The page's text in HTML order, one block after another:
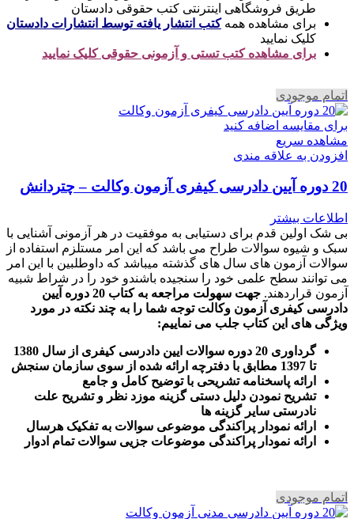
طریق فروشگاهی اینترنتی کتب حقوقی دادستان
برای مشاهده همهکتب انتشار یافته توسط انتشارات دادستان
کلیک نمایید
برای مشاهده کتب تستی و آزمونی حقوقی کلیک نمایید
اتمام موجودی
برای مقایسه اضافه کنید
مشاهده سریع
افزودن به علاقه مندی
20 دوره آیین دادرسی کیفری آزمون وکالت – چتردانش
اطلاعات بیشتر
بی شک اولین قدم برای دستیابی به موفقیت در هر آزمونی آشنایی با
سبک و شیوه سوالات طراح می باشد که این امر مستلزم استفاده از
سوالات آزمون های سال های گذشته میباشد که داوطلبین با این امر
می توانند سطح علمی خود را سنجیده باشندو خود را در شراط شبیه
آزمون قراردهند.
جهت سهولت مراجعه به کتاب 20 دوره آیین
دادرسی کیفری آزمون وکالت توجه شما را به چند نکته در مورد
ویژگی های این کتاب جلب می نماییم:
گرداوری 20 دوره سوالات ایین دادرسی کیفری از سال 1380
تا 1397 مطابق با دفترچه ارائه شده از سوی سازمان سنجش
ارائه پاسخنامه تشریحی با توضیح کامل و جامع
تشریح نمودن دلیل دستی گزینه موزد نظر و تشریح علت
نادرستی سایر گزینه ها
ارائه نمودار پراکندگی موضوعی سوالات به تفکیک هرسال
رائه نمودار پراکندگی موضوعات جزیی سوالات تمام ادوار
اتمام موجودی